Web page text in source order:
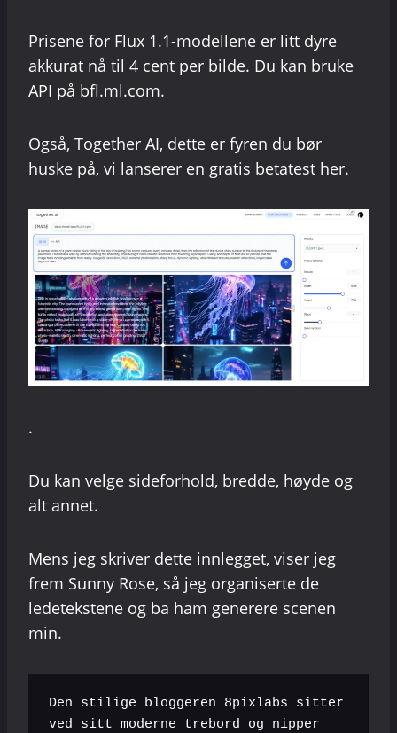
Prisene for Flux 1.1-modellene er litt dyre
akkurat nå til 4 cent per bilde. Du kan bruke
API på bfl.ml.com.
Også, Together AI, dette er fyren du bør
huske på, vi lanserer en gratis betatest her.
.
Du kan velge sideforhold, bredde, høyde og
alt annet.
Mens jeg skriver dette innlegget, viser jeg
frem Sunny Rose, så jeg organiserte de
ledetekstene og ba ham generere scenen
min.
Den stilige bloggeren 8pixlabs sitter
ved sitt moderne trebord og nipper